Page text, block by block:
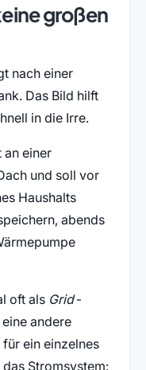
großen
nach einer
Das Bild hilft
in die Irre.
an einer
und soll vor
Haushalts
abends
oft als Grid-
andere
ein einzelnes
Stromsystem: